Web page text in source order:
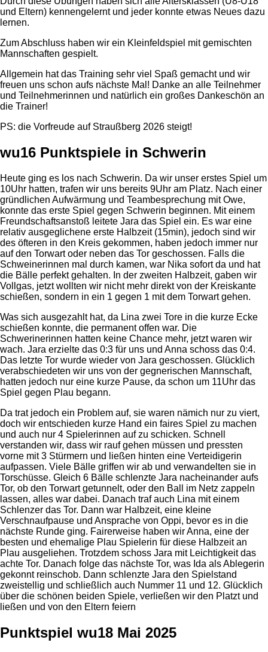
und Eltern) kennengelernt und jeder konnte etwas Neues dazu
lernen.
Zum Abschluss haben wir ein Kleinfeldspiel mit gemischten
Mannschaften gespielt.
Allgemein hat das Training sehr viel Spaß gemacht und wir
freuen uns schon aufs nächste Mal! Danke an alle Teilnehmer
und Teilnehmerinnen und natürlich ein großes Dankeschön an
die Trainer!
PS: die Vorfreude auf Straußberg 2026 steigt!
wu16 Punktspiele in Schwerin
Heute ging es los nach Schwerin. Da wir unser erstes Spiel um
10Uhr hatten, trafen wir uns bereits 9Uhr am Platz. Nach einer
gründlichen Aufwärmung und Teambesprechung mit Owe,
konnte das erste Spiel gegen Schwerin beginnen. Mit einem
Freundschaftsanstoß leitete Jara das Spiel ein. Es war eine
relativ ausgeglichene erste Halbzeit (15min), jedoch sind wir
des öfteren in den Kreis gekommen, haben jedoch immer nur
auf den Torwart oder neben das Tor geschossen. Falls die
Schweinerinnen mal durch kamen, war Nika sofort da und hat
die Bälle perfekt gehalten. In der zweiten Halbzeit, gaben wir
Vollgas, jetzt wollten wir nicht mehr direkt von der Kreiskante
schießen, sondern in ein 1 gegen 1 mit dem Torwart gehen.
Was sich ausgezahlt hat, da Lina zwei Tore in die kurze Ecke
schießen konnte, die permanent offen war. Die
Schwerinerinnen hatten keine Chance mehr, jetzt waren wir
wach. Jara erzielte das 0:3 für uns und Anna schoss das 0:4.
Das letzte Tor wurde wieder von Jara geschossen. Glücklich
verabschiedeten wir uns von der gegnerischen Mannschaft,
hatten jedoch nur eine kurze Pause, da schon um 11Uhr das
Spiel gegen Plau begann.
Da trat jedoch ein Problem auf, sie waren nämich nur zu viert,
doch wir entschieden kurze Hand ein faires Spiel zu machen
und auch nur 4 Spielerinnen auf zu schicken. Schnell
verstanden wir, dass wir rauf gehen müssen und pressten
vorne mit 3 Stürmern und ließen hinten eine Verteidigerin
aufpassen. Viele Bälle griffen wir ab und verwandelten sie in
Torschüsse. Gleich 6 Bälle schlenzte Jara nacheinander aufs
Tor, ob den Torwart getunnelt, oder den Ball im Netz zappeln
lassen, alles war dabei. Danach traf auch Lina mit einem
Schlenzer das Tor. Dann war Halbzeit, eine kleine
Verschnaufpause und Ansprache von Oppi, bevor es in die
nächste Runde ging. Fairerweise haben wir Anna, eine der
besten und ehemalige Plau Spielerin für diese Halbzeit an
Plau ausgeliehen. Trotzdem schoss Jara mit Leichtigkeit das
achte Tor. Danach folge das nächste Tor, was Ida als Ablegerin
gekonnt reinschob. Dann schlenzte Jara den Spielstand
zweistellig und schließlich auch Nummer 11 und 12. Glücklich
über die schönen beiden Spiele, verließen wir den Platzt und
ließen und von den Eltern feiern
Punktspiel wu18 Mai 2025